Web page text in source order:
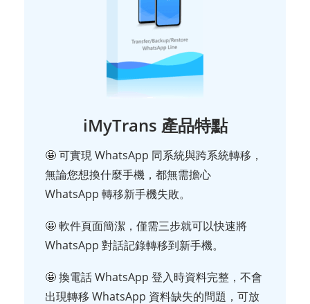
iMyTrans 產品特點
🤩 可實現 WhatsApp 同系統與跨系統轉移，
無論您想換什麼手機，都無需擔心
WhatsApp 轉移新手機失敗。
🤩 軟件頁面簡潔，僅需三步就可以快速將
WhatsApp 對話記錄轉移到新手機。
🤩 換電話 WhatsApp 登入時資料完整，不會
出現轉移 WhatsApp 資料缺失的問題，可放